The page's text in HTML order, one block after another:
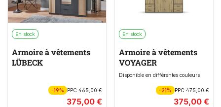
En stock
Armoire à vêtements
LÜBECK
-19% PPC 465,00 €
375,00 €
En stock
Armoire à vêtements
VOYAGER
Disponible en différentes couleurs
-21% PPC475,00 €
375,00 €